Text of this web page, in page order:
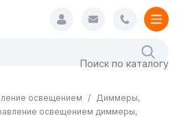
освещением
Диммеры,
освещением диммеры,